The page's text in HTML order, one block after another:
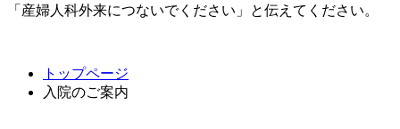
「産婦人科外来につないでください」と伝えてください。
トップページ
入院のご案内